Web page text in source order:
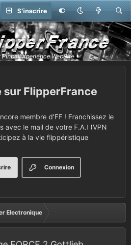
S'inscrire
FlipperFrance
membre d'FF ! Franchissez le
avec le mail de votre F.A.I (VPN
à la vie flippéristique
Connexion
Electronique